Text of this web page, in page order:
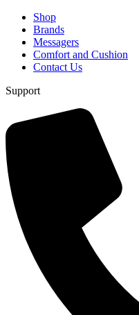
Shop
Brands
Messagers
Comfort and Cushion
Contact Us
Support